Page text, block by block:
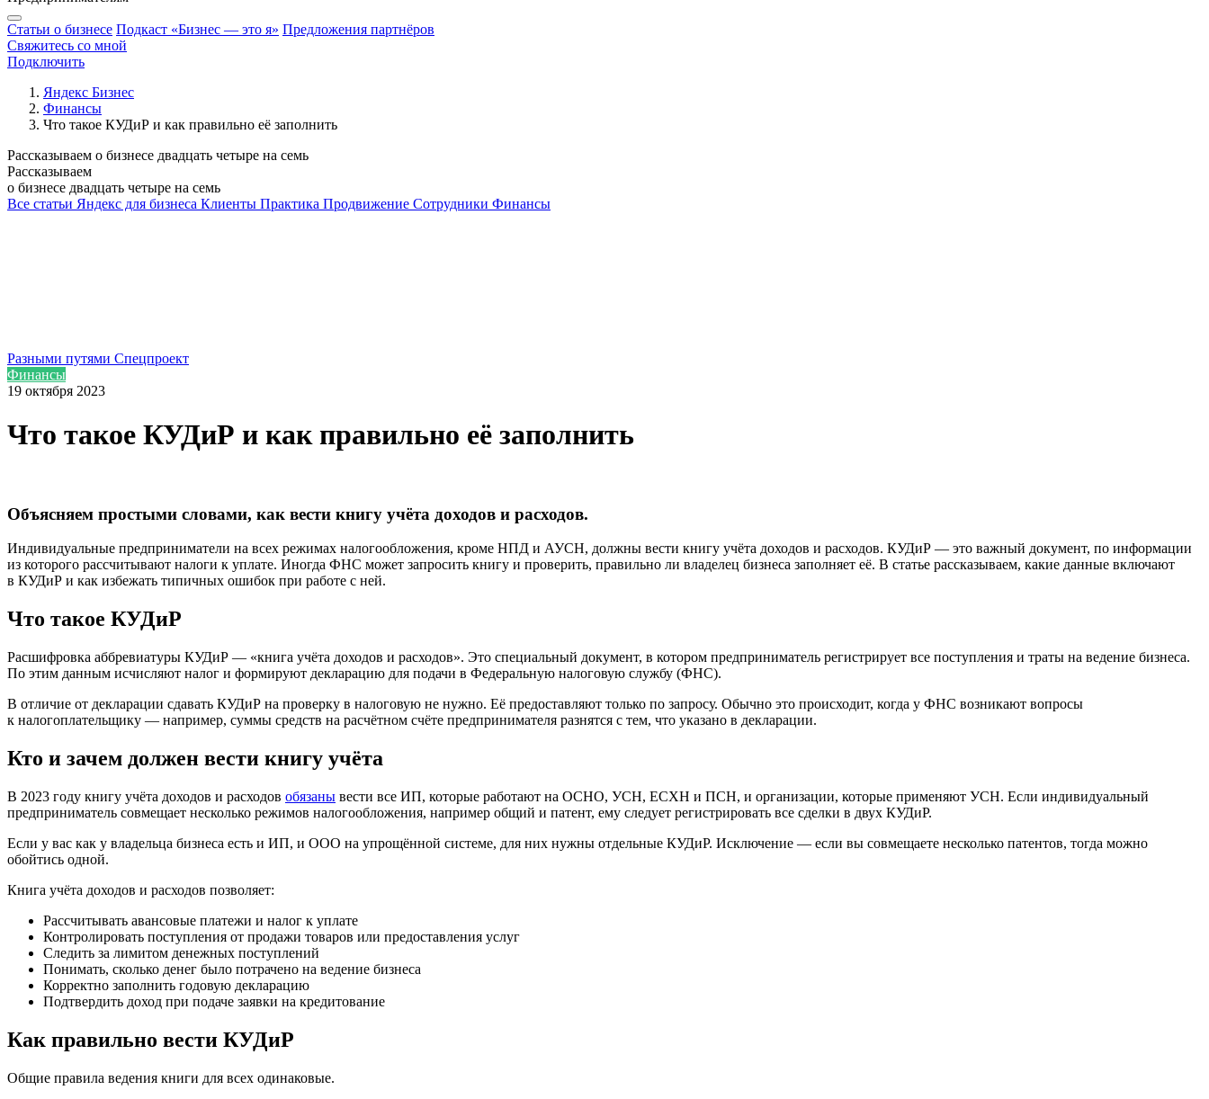
Статьи о бизнесе Подкаст «Бизнес — это я» Предложения партнёров
Свяжитесь со мной
Подключить
Яндекс Бизнес
Финансы
Что такое КУДиР и как правильно её заполнить
Рассказываем о бизнесе двадцать четыре на семь
Рассказываем
о бизнесе двадцать четыре на семь
Все статьи Яндекс для бизнеса Клиенты Практика Продвижение Сотрудники Финансы
Разными путями Спецпроект
Финансы
19 октября 2023
Что такое КУДиР и как правильно её заполнить
Объясняем простыми словами, как вести книгу учёта доходов и расходов.
Индивидуальные предприниматели на всех режимах налогообложения, кроме НПД и АУСН, должны вести книгу учёта доходов и расходов. КУДиР — это важный документ, по информации
из которого рассчитывают налоги к уплате. Иногда ФНС может запросить книгу и проверить, правильно ли владелец бизнеса заполняет её. В статье рассказываем, какие данные включают
в КУДиР и как избежать типичных ошибок при работе с ней.
Что такое КУДиР
Расшифровка аббревиатуры КУДиР — «книга учёта доходов и расходов». Это специальный документ, в котором предприниматель регистрирует все поступления и траты на ведение бизнеса.
По этим данным исчисляют налог и формируют декларацию для подачи в Федеральную налоговую службу (ФНС).
В отличие от декларации сдавать КУДиР на проверку в налоговую не нужно. Её предоставляют только по запросу. Обычно это происходит, когда у ФНС возникают вопросы
к налогоплательщику — например, суммы средств на расчётном счёте предпринимателя разнятся с тем, что указано в декларации.
Кто и зачем должен вести книгу учёта
В 2023 году книгу учёта доходов и расходов обязаны вести все ИП, которые работают на ОСНО, УСН, ЕСХН и ПСН, и организации, которые применяют УСН. Если индивидуальный
предприниматель совмещает несколько режимов налогообложения, например общий и патент, ему следует регистрировать все сделки в двух КУДиР.
Если у вас как у владельца бизнеса есть и ИП, и ООО на упрощённой системе, для них нужны отдельные КУДиР. Исключение — если вы совмещаете несколько патентов, тогда можно
обойтись одной.
Книга учёта доходов и расходов позволяет:
Рассчитывать авансовые платежи и налог к уплате
Контролировать поступления от продажи товаров или предоставления услуг
Следить за лимитом денежных поступлений
Понимать, сколько денег было потрачено на ведение бизнеса
Корректно заполнить годовую декларацию
Подтвердить доход при подаче заявки на кредитование
Как правильно вести КУДиР
Общие правила ведения книги для всех одинаковые.